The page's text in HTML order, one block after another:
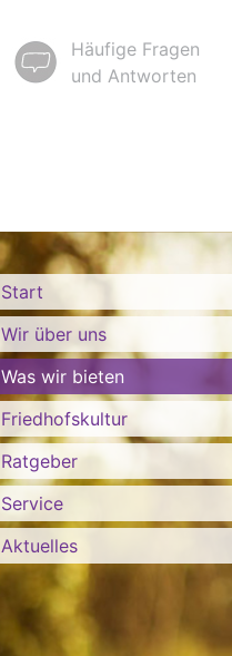
Häufige Fragen
und Antworten
Start
Wir über uns
Was wir bieten
Friedhofskultur
Ratgeber
Service
Aktuelles